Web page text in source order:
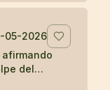
05-2026
del